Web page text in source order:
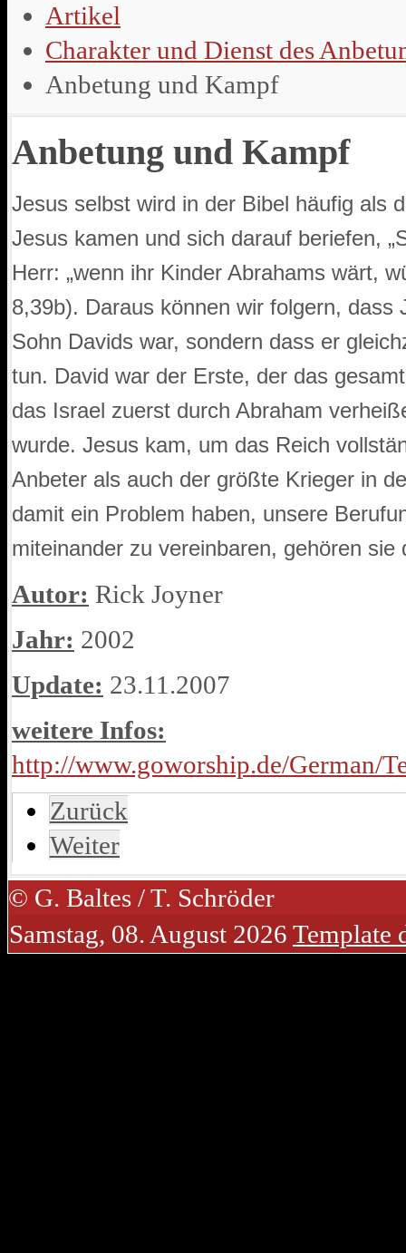
Artikel
Charakter und Dienst des
Anbetung und Kampf
Anbetung und Kampf
Jesus selbst wird in der Bibel häufig als
Jesus kamen und sich darauf beriefen,
Herr: „wenn ihr Kinder Abrahams wärt,
8,39b). Daraus können wir folgern,
Sohn Davids war, sondern dass er
tun. David war der Erste, der das
das Israel zuerst durch Abraham
wurde. Jesus kam, um das Reich
Anbeter als auch der größte Krieger in
damit ein Problem haben, unsere
miteinander zu vereinbaren, gehören sie
Autor: Rick Joyner
Jahr: 2002
Update: 23.11.2007
weitere Infos:
http://www.goworship.de/German/
Zurück
Weiter
© G. Baltes / T. Schröder
Samstag, 08. August 2026 Template